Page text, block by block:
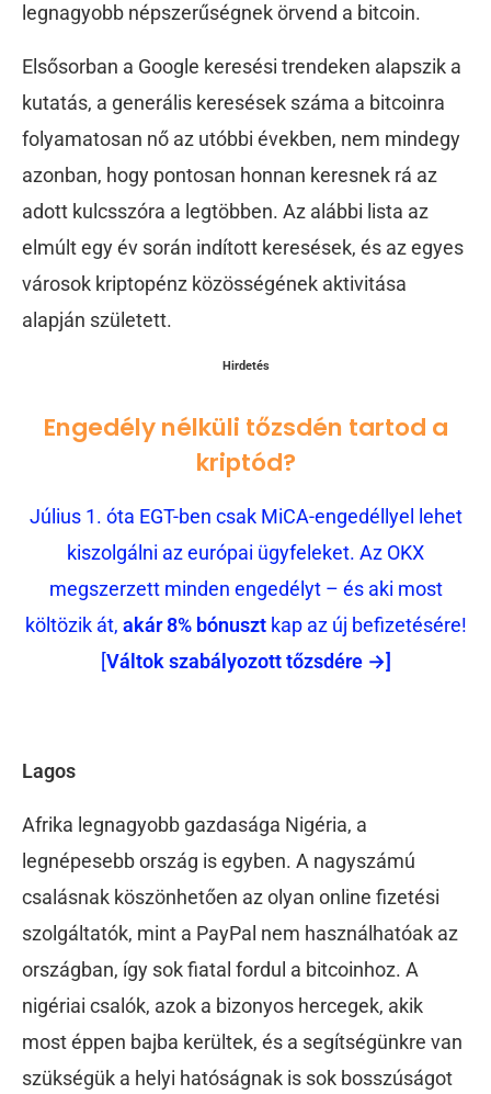
legnagyobb népszerűségnek örvend a bitcoin.
Elsősorban a Google keresési trendeken alapszik a
kutatás, a generális keresések száma a bitcoinra
folyamatosan nő az utóbbi években, nem mindegy
azonban, hogy pontosan honnan keresnek rá az
adott kulcsszóra a legtöbben. Az alábbi lista az
elmúlt egy év során indított keresések, és az egyes
városok kriptopénz közösségének aktivitása
alapján született.
Hirdetés
Engedély nélküli tőzsdén tartod a
kriptód?
Július 1. óta EGT-ben csak MiCA-engedéllyel lehet
kiszolgálni az európai ügyfeleket. Az OKX
megszerzett minden engedélyt – és aki most
költözik át, akár 8% bónusztkap az új befizetésére!
[Váltok szabályozott tőzsdére →]
Lagos
Afrika legnagyobb gazdasága Nigéria, a
legnépesebb ország is egyben. A nagyszámú
csalásnak köszönhetően az olyan online fizetési
szolgáltatók, mint a PayPal nem használhatóak az
országban, így sok fiatal fordul a bitcoinhoz. A
nigériai csalók, azok a bizonyos hercegek, akik
most éppen bajba kerültek, és a segítségünkre van
szükségük a helyi hatóságnak is sok bosszúságot